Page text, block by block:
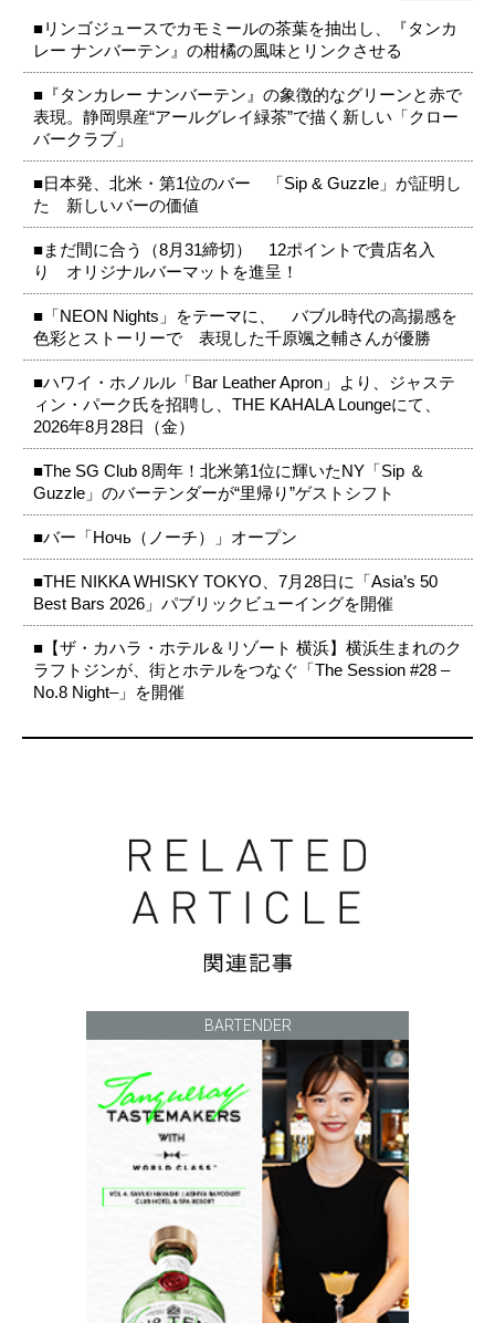
■リンゴジュースでカモミールの茶葉を抽出し、『タンカ
レー ナンバーテン』の柑橘の風味とリンクさせる
■『タンカレー ナンバーテン』の象徴的なグリーンと赤で
表現。静岡県産“アールグレイ緑茶”で描く新しい「クロー
バークラブ」
■日本発、北米・第1位のバー 「Sip & Guzzle」が証明し
た 新しいバーの価値
■まだ間に合う（8月31締切） 12ポイントで貴店名入
り オリジナルバーマットを進呈！
■「NEON Nights」をテーマに、 バブル時代の高揚感を
色彩とストーリーで 表現した千原颯之輔さんが優勝
■ハワイ・ホノルル「Bar Leather Apron」より、ジャステ
ィン・パーク氏を招聘し、THE KAHALA Loungeにて、
2026年8月28日（金）
■The SG Club 8周年！北米第1位に輝いたNY「Sip ＆
Guzzle」のバーテンダーが“里帰り”ゲストシフト
■バー「Ночь（ノーチ）」オープン
■THE NIKKA WHISKY TOKYO、7月28日に「Asia’s 50
Best Bars 2026」パブリックビューイングを開催
■【ザ・カハラ・ホテル＆リゾート 横浜】横浜生まれのク
ラフトジンが、街とホテルをつなぐ「The Session #28 –
No.8 Night–」を開催
BARTENDER